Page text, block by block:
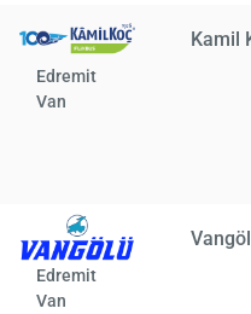
Kamil
Edremit
Van
Edremit
Van